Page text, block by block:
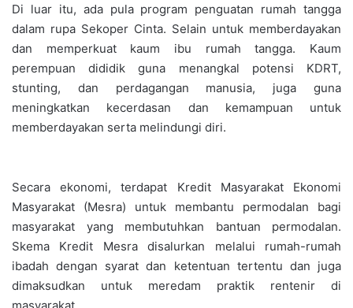
Di luar itu, ada pula program penguatan rumah tangga
dalam rupa Sekoper Cinta. Selain untuk memberdayakan
dan memperkuat kaum ibu rumah tangga. Kaum
perempuan dididik guna menangkal potensi KDRT,
stunting, dan perdagangan manusia, juga guna
meningkatkan kecerdasan dan kemampuan untuk
memberdayakan serta melindungi diri.
Secara ekonomi, terdapat Kredit Masyarakat Ekonomi
Masyarakat (Mesra) untuk membantu permodalan bagi
masyarakat yang membutuhkan bantuan permodalan.
Skema Kredit Mesra disalurkan melalui rumah-rumah
ibadah dengan syarat dan ketentuan tertentu dan juga
dimaksudkan untuk meredam praktik rentenir di